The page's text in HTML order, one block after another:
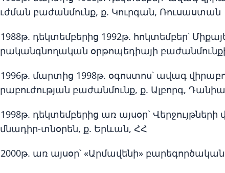
բաժանմունք, ք. Կուրգան, Ռուսաստան
դեկտեմբերից 1992թ. հոկտեմբեր՝
օրթոպեդիայի
մարտից 1998թ. օգոստոս՝ ավագ
բաժանմունք, ք. Ալբորգ, Դանիա
դեկտեմբերից առ այսօր`
տնօրեն, ք. Երևան, ՀՀ
առ այսօր՝ «Արմավենի»